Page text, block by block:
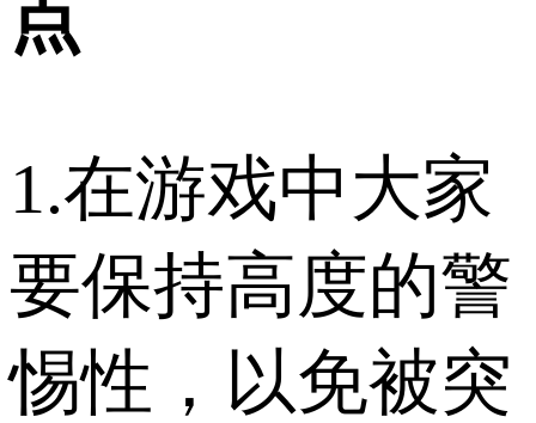
点
1.在游戏中大家
要保持高度的警
惕性，以免被突